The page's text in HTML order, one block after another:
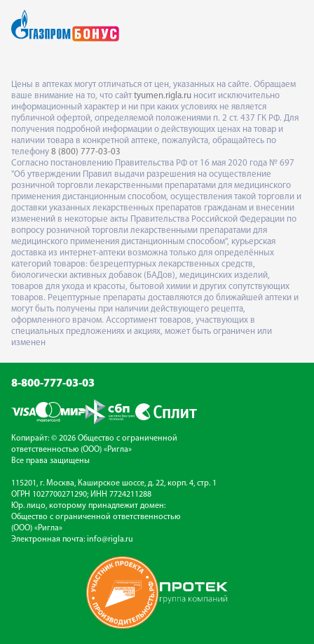
Цены в аптеках могут отличаться от цен, указанных на сайте. Обращаем
ваше внимание на то, что сайт tyumen.rigla.ru носит исключительно
информационный характер и ни при каких условиях не является
публичной офертой, определяемой положениями п. 2 ст. 437 ГК РФ. Для
получения подробной информации о действующих ценах на товар и
наличии товара в конкретной аптеке, пожалуйста, обращайтесь по
телефону 8 (800) 777-03-03
Согласно постановлению Правительства РФ от 16 мая 2020 года № 697
"Об утверждении Правил выдачи разрешения на осуществление
розничной торговли лекарственными препаратами для медицинского
применения дистанционным способом, осуществления такой торговли и
доставки указанных лекарственных препаратов гражданам и внесении
изменений в некоторые акты Правительства Российской Федерации по
вопросу розничной торговли лекарственными препаратами для
медицинского применения дистанционным способом", курьерская
доставка из интернет-аптеки возможна только для определённых
категорий товаров: безрецептурных лекарственных средств,
биологически активных добавок (БАДов), медицинских изделий,
товаров для ухода и красоты, бытовой химии и других сопутствующих
товаров. Рецептурные препараты доставляются до ближайшей аптеки и
могут быть получены при наличии действующего рецепта,
оформленного врачом. Ассортимент товаров, участвующих в
специальных предложениях и акциях, может быть ограничен или
изменен
8-800-777-03-03
Копирайт: © 2026 Общество с ограниченной
ответственностью (ООО) «Ригла»
Все права защищены
115201, г. Москва, Каширское шоссе, д. 22, корп. 4, стр. 1
ОГРН 1027700271290; ИНН 7724211288
Юр. лицо, которому принадлежит домен:
Общество с ограниченной ответственностью
(ООО) «Ригла»
Электронная почта: info@rigla.ru